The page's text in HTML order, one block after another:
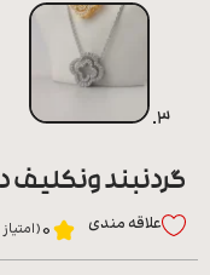
گردنبند ونکلیف
علاقه‌ مندی 0(امتیاز 0 خریدار)